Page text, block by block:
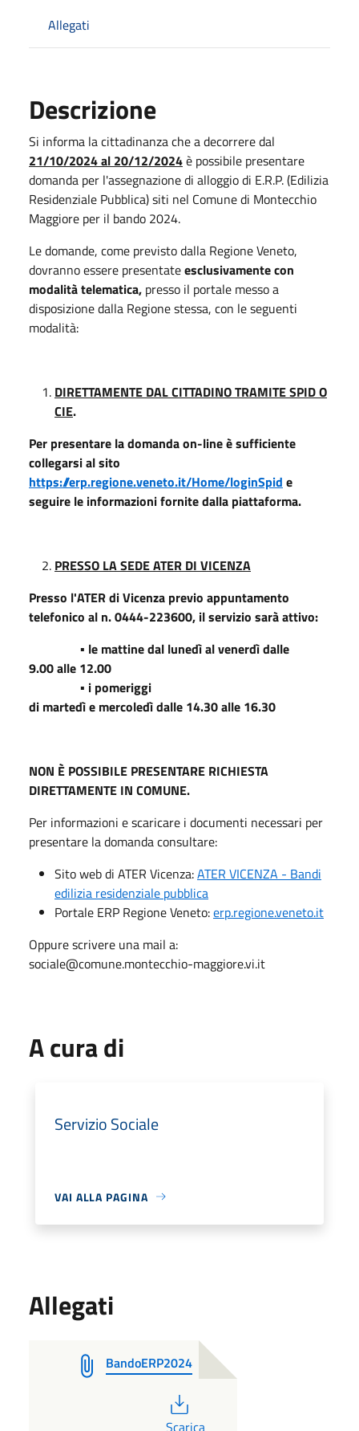
Allegati
Descrizione
Si informa la cittadinanza che a decorrere dal
21/10/2024 al 20/12/2024è possibile presentare
domanda per l'assegnazione di alloggio di E.R.P. (Edilizia
Residenziale Pubblica) siti nel Comune di Montecchio
Maggiore per il bando 2024.
Le domande, come previsto dalla Regione Veneto,
dovranno essere presentateesclusivamente con
modalità telematica, presso il portale messo a
disposizione dalla Regione stessa, con le seguenti
modalità:
DIRETTAMENTE DAL CITTADINO TRAMITE SPID O
CIE.
Per presentare la domanda on-line è sufficiente
collegarsi al sito
https://erp.regione.veneto.it/Home/loginSpid e
seguire le informazioni fornite dalla piattaforma.
PRESSO LA SEDE ATER DI VICENZA
Presso l'ATER di Vicenza previo appuntamento
telefonico al n. 0444-223600, il servizio sarà attivo:
▪ le mattine dal lunedì al venerdì dalle
9.00 alle 12.00
▪ i pomeriggi
di martedì e mercoledì dalle 14.30 alle 16.30
NON È POSSIBILE PRESENTARE RICHIESTA
DIRETTAMENTE IN COMUNE.
Per informazioni e scaricare i documenti necessari per
presentare la domanda consultare:
Sito web di ATER Vicenza:ATER VICENZA - Bandi
edilizia residenziale pubblica
Portale ERP Regione Veneto:erp.regione.veneto.it
Oppure scrivere una mail a:
sociale@comune.montecchio-maggiore.vi.it
A cura di
Servizio Sociale
VAI ALLA PAGINA
Allegati
BandoERP2024
PDF
Scarica